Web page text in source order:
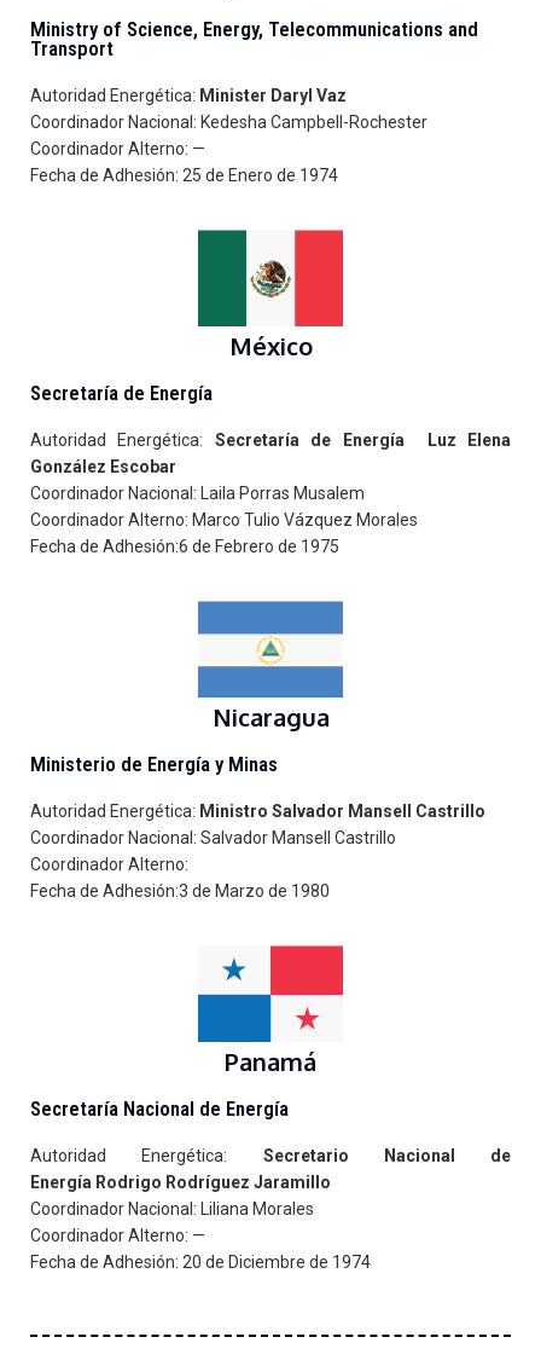
Ministry of Science, Energy, Telecommunications and
Transport
Autoridad Energética: Minister Daryl Vaz
Coordinador Nacional: Kedesha Campbell-Rochester
Coordinador Alterno: —
Fecha de Adhesión: 25 de Enero de 1974
México
Secretaría de Energía
Autoridad Energética: Secretaría de Energía Luz Elena
González Escobar
Coordinador Nacional: Laila Porras Musalem
Coordinador Alterno: Marco Tulio Vázquez Morales
Fecha de Adhesión:6 de Febrero de 1975
Nicaragua
Ministerio de Energía y Minas
Autoridad Energética: Ministro Salvador Mansell Castrillo
Coordinador Nacional: Salvador Mansell Castrillo
Coordinador Alterno:
Fecha de Adhesión:3 de Marzo de 1980
Panamá
Secretaría Nacional de Energía
Autoridad Energética: Secretario Nacional de
Energía Rodrigo Rodríguez Jaramillo
Coordinador Nacional: Liliana Morales
Coordinador Alterno: —
Fecha de Adhesión: 20 de Diciembre de 1974